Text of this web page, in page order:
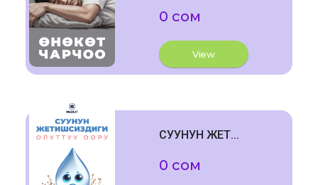
0 сом
View
СУУНУН ЖЕТ...
0 сом